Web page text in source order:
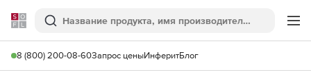
Softline
Поиск
8 (800) 200-08-60Запрос ценыИнферитБлог